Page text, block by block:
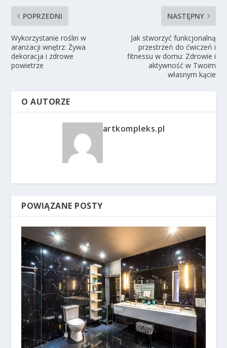
POPRZEDNI
Wykorzystanie roślin w
aranżacji wnętrz: Żywa
dekoracja i zdrowe
powietrze
NASTĘPNY
Jak stworzyć funkcjonalną
przestrzeń do ćwiczeń i
fitnessu w domu: Zdrowie i
aktywność w Twoim
własnym kącie
O AUTORZE
artkompleks.pl
POWIĄZANE POSTY